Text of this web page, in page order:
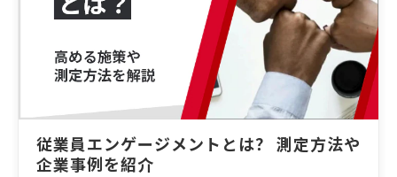
従業員エンゲージメントとは？ 測定方法や
企業事例を紹介